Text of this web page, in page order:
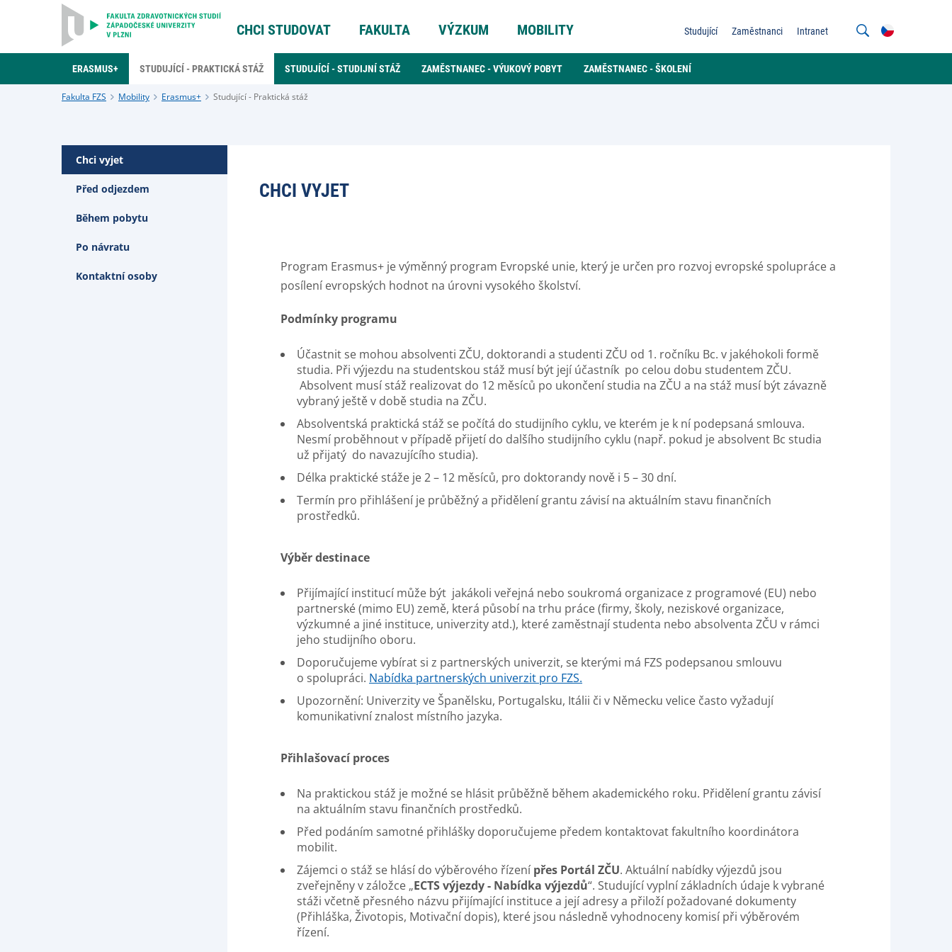
CHCI STUDOVAT FAKULTA VÝZKUM MOBILITY Studující Zaměstnanci Intranet
ERASMUS+ STUDUJÍCÍ - PRAKTICKÁ STÁŽ STUDUJÍCÍ - STUDIJNÍ STÁŽ ZAMĚSTNANEC - VÝUKOVÝ POBYT ZAMĚSTNANEC - ŠKOLENÍ
Fakulta FZS Mobility Erasmus+ Studující - Praktická stáž
Chci vyjet
Před odjezdem
Během pobytu
Po návratu
Kontaktní osoby
CHCI VYJET
Program Erasmus+ je výměnný program Evropské unie, který je určen pro rozvoj evropské spolupráce a
posílení evropských hodnot na úrovni vysokého školství.
Podmínky programu
Účastnit se mohou absolventi ZČU, doktorandi a studenti ZČU od 1. ročníku Bc. v jakéhokoli formě
studia. Při výjezdu na studentskou stáž musí být její účastník po celou dobu studentem ZČU.
Absolvent musí stáž realizovat do 12 měsíců po ukončení studia na ZČU a na stáž musí být závazně
vybraný ještě v době studia na ZČU.
Absolventská praktická stáž se počítá do studijního cyklu, ve kterém je k ní podepsaná smlouva.
Nesmí proběhnout v případě přijetí do dalšího studijního cyklu (např. pokud je absolvent Bc studia
už přijatý do navazujícího studia).
Délka praktické stáže je 2 – 12 měsíců, pro doktorandy nově i 5 – 30 dní.
Termín pro přihlášení je průběžný a přidělení grantu závisí na aktuálním stavu finančních
prostředků.
Výběr destinace
Přijímající institucí může být jakákoli veřejná nebo soukromá organizace z programové (EU) nebo
partnerské (mimo EU) země, která působí na trhu práce (firmy, školy, neziskové organizace,
výzkumné a jiné instituce, univerzity atd.), které zaměstnají studenta nebo absolventa ZČU v rámci
jeho studijního oboru.
Doporučujeme vybírat si z partnerských univerzit, se kterými má FZS podepsanou smlouvu
o spolupráci. Nabídka partnerských univerzit pro FZS.
Upozornění: Univerzity ve Španělsku, Portugalsku, Itálii či v Německu velice často vyžadují
komunikativní znalost místního jazyka.
Přihlašovací proces
Na praktickou stáž je možné se hlásit průběžně během akademického roku. Přidělení grantu závisí
na aktuálním stavu finančních prostředků.
Před podáním samotné přihlášky doporučujeme předem kontaktovat fakultního koordinátora
mobilit.
Zájemci o stáž se hlásí do výběrového řízení přes Portál ZČU. Aktuální nabídky výjezdů jsou
zveřejněny v záložce „ECTS výjezdy - Nabídka výjezdů“. Studující vyplní základních údaje k vybrané
stáži včetně přesného názvu přijímající instituce a její adresy a přiloží požadované dokumenty
(Přihláška, Životopis, Motivační dopis), které jsou následně vyhodnoceny komisí při výběrovém
řízení.